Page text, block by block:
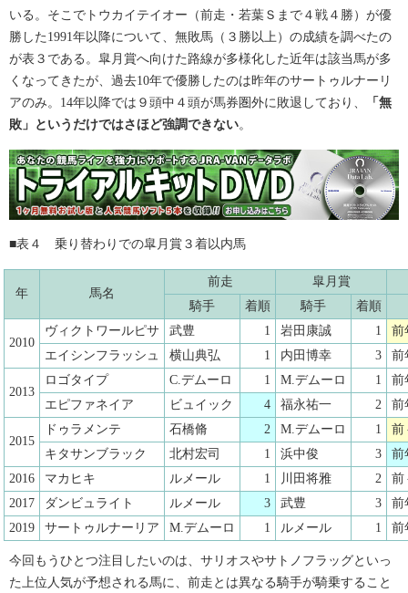
いる。そこでトウカイテイオー（前走・若葉Ｓまで４戦４勝）が優
勝した1991年以降について、無敗馬（３勝以上）の成績を調べたの
が表３である。皐月賞へ向けた路線が多様化した近年は該当馬が多
くなってきたが、過去10年で優勝したのは昨年のサートゥルナーリ
アのみ。14年以降では９頭中４頭が馬券圏外に敗退しており、
「無
敗」というだけではさほど強調できない。
■表４ 乗り替わりでの皐月賞３着以内馬
年 馬名
前走
皐月賞
騎手
着順 騎手 着順
2010
ヴィクトワールピサ 武豊 1 岩田康誠 1
前
エイシンフラッシュ
横山典弘 1 内田博幸 3 前
2013
ロゴタイプ C.デムーロ 1 M.デムーロ 1
前
エピファネイア
ビュイック 4 福永祐一 2 前
2015
ドゥラメンテ 石橋脩 2 M.デムーロ 1
前
キタサンブラック
北村宏司 1 浜中俊 3
前
2016
マカヒキ ルメール 1 川田将雅 2
前
2017
ダンビュライト ルメール 3 武豊 3
前
2019
サートゥルナーリア M.デムーロ 1 ルメール 1 前
今回もうひとつ注目したいのは、サリオスやサトノフラッグといっ
た上位人気が予想される馬に、前走とは異なる騎手が騎乗すること